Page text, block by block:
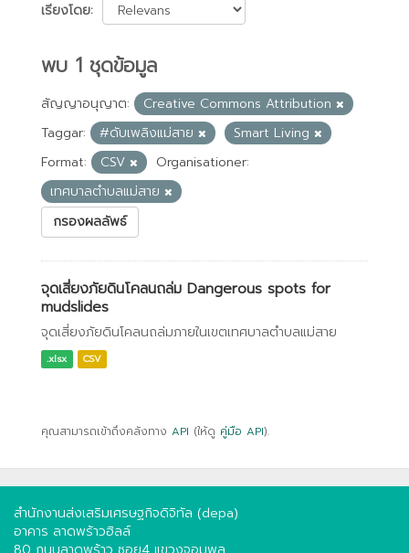
เรียงโดย
พบ 1 ชุดข้อมูล
สัญญาอนุญาต:
Creative Commons Attribution
Taggar:
#ดับเพลิงแม่สาย
Smart Living
Format:
CSV
Organisationer:
เทศบาลตำบลแม่สาย
กรองผลลัพธ์
จุดเสี่ยงภัยดินโคลนถล่ม Dangerous spots for
mudslides
จุดเสี่ยงภัยดินโคลนถล่มภายในเขตเทศบาลตำบลแม่สาย
.xlsx CSV
คุณสามารถเข้าถึงคลังทาง API (ให้ดู คู่มือ API).
สำนักงานส่งเสริมเศรษฐกิจดิจิทัล (depa)
อาคาร ลาดพร้าวฮิลล์